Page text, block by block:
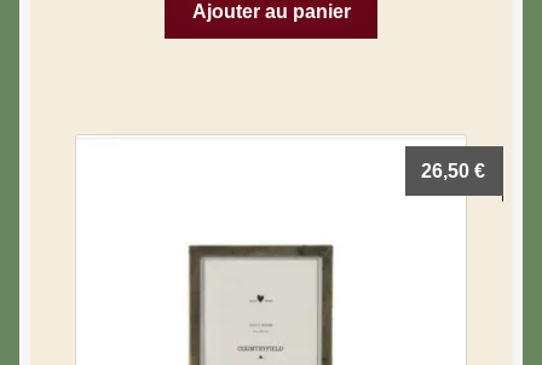
Ajouter au panier
26,50€